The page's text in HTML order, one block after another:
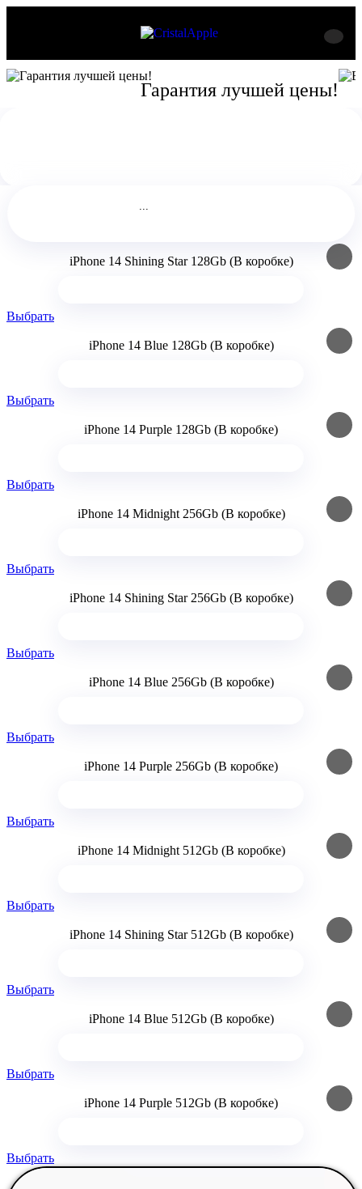
Гарантия лучшей цены!
...
iPhone 14 Shining Star 128Gb (В коробке)
Выбрать
iPhone 14 Blue 128Gb (В коробке)
Выбрать
iPhone 14 Purple 128Gb (В коробке)
Выбрать
iPhone 14 Midnight 256Gb (В коробке)
Выбрать
iPhone 14 Shining Star 256Gb (В коробке)
Выбрать
iPhone 14 Blue 256Gb (В коробке)
Выбрать
iPhone 14 Purple 256Gb (В коробке)
Выбрать
iPhone 14 Midnight 512Gb (В коробке)
Выбрать
iPhone 14 Shining Star 512Gb (В коробке)
Выбрать
iPhone 14 Blue 512Gb (В коробке)
Выбрать
iPhone 14 Purple 512Gb (В коробке)
Выбрать